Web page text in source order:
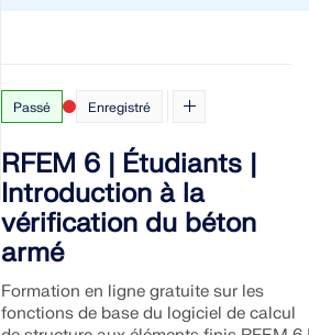
Passé Enregistré
RFEM 6 | Étudiants |
Introduction à la
vérification du béton
armé
Formation en ligne gratuite sur les
fonctions de base du logiciel de calcul